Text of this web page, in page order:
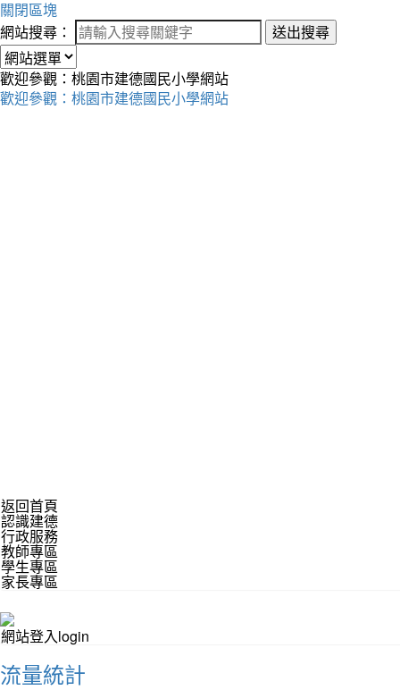
關閉區塊
網站搜尋：
送出搜尋
歡迎參觀：桃園市建德國民小學網站
歡迎參觀：桃園市建德國民小學網站
返回首頁
認識建德
行政服務
教師專區
學生專區
家長專區
網站登入login
流量統計